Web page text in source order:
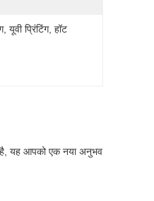
यूवी प्रिंटिंग, हॉट
यह आपको एक नया अनुभव